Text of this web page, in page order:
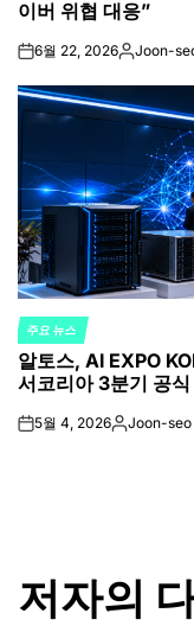
이버 위협 대응”
on6월 22, 2026Posted
Joon-
POSTED
IN
주요 뉴스
알토스, AI EXPO
서코리아 3분기 공식
on5월 4, 2026Posted
Joon-seo
저자의